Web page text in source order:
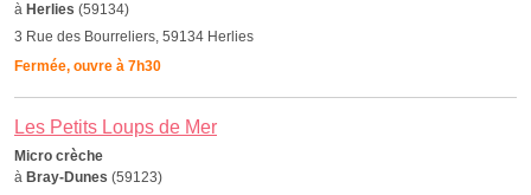
à Herlies (59134)
3 Rue des Bourreliers, 59134 Herlies
Fermée, ouvre à 7h30
Les Petits Loups de Mer
Micro crèche
à Bray-Dunes (59123)